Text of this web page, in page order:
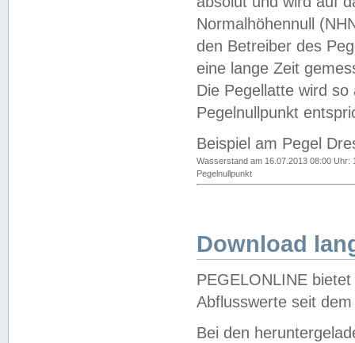
Normalhöhennull
den Betreiber des
eine lange Zeit
Die Pegellatte wird
Pegelnullpunkt
Beispiel am Pegel
Wasserstand am 16.07.2013 08:00 Uhr:
Pegelnullpunkt
Download
PEGELONLINE
Abflusswerte seit
Bei den